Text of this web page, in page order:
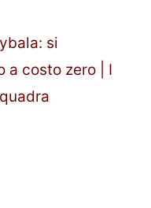
si
a costo zero | I